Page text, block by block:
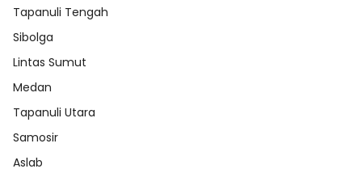
Tapanuli Tengah
Sibolga
Lintas Sumut
Medan
Tapanuli Utara
Samosir
Aslab